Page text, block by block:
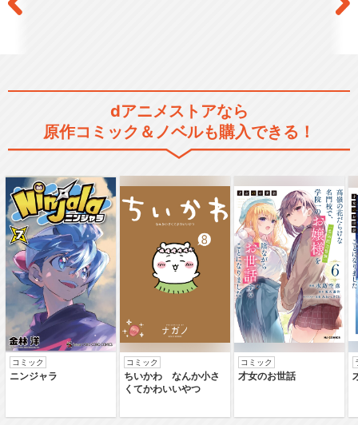
TVアニメ「ペルソナ４」
TVアニメ「ペルソナ４ ザ・
ゴールデン」
TVアニメ「ペルソナ５」特番
アニメーション
dアニメストアなら
原作コミック＆ノベルも購入できる！
コミック
ニンジャラ
コミック
ちいかわ なんか小さ
くてかわいいやつ
コミック
才女のお世話